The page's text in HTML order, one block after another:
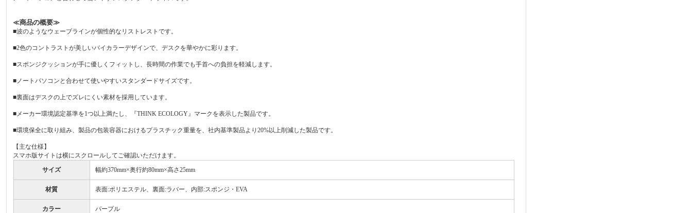
≪商品の概要≫
■波のようなウェーブラインが個性的なリストレストです。
■2色のコントラストが美しいバイカラーデザインで、デスクを華やかに彩ります。
■スポンジクッションが手に優しくフィットし、長時間の作業でも手首への負担を軽減します。
■ノートパソコンと合わせて使いやすいスタンダードサイズです。
■裏面はデスクの上でズレにくい素材を採用しています。
■メーカー環境認定基準を1つ以上満たし、『THINK ECOLOGY』マークを表示した製品です。
■環境保全に取り組み、製品の包装容器におけるプラスチック重量を、社内基準製品より20%以上削減した製品です。
【主な仕様】
スマホ版サイトは横にスクロールしてご確認いただけます。
サイズ
幅約370mm×奥行約80mm×高さ25mm
材質 表面:ポリエステル、裏面:ラバー、内部:スポンジ・EVA
カラー パープル